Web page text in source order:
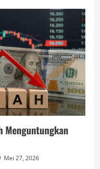
Menguntungkan
Mei 27, 2026